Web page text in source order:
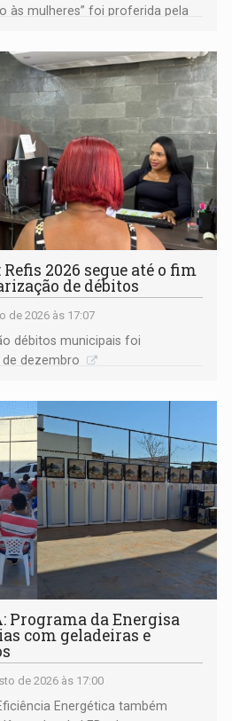
às mulheres” foi proferida pela
Refis 2026 segue até o fim
de débitos
de 2026 às 17:07
débitos municipais foi
dezembro
Programa da Energisa
com geladeiras e
de 2026 às 17:00
Energética também